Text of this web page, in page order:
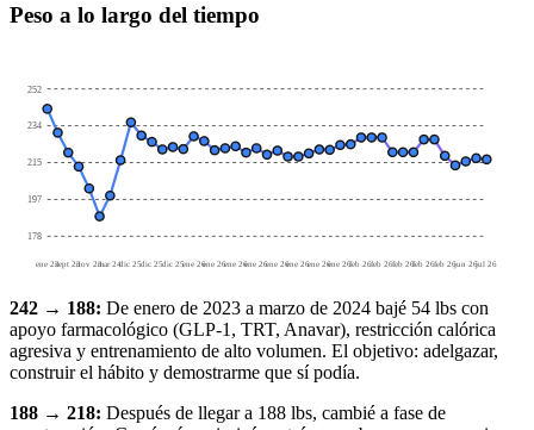
Peso a lo largo del tiempo
252
234
215
197
178
ene 23sept 23nov 23mar 24dic 25dic 25dic 25ene 26ene 26ene 26ene 26ene 26ene 26ene 26ene 26feb 26feb 26feb 26feb 26feb 26jun 26jul 26
242 → 188: De enero de 2023 a marzo de 2024 bajé 54 lbs con
apoyo farmacológico (GLP-1, TRT, Anavar), restricción calórica
agresiva y entrenamiento de alto volumen. El objetivo: adelgazar,
construir el hábito y demostrarme que sí podía.
188 → 218: Después de llegar a 188 lbs, cambié a fase de